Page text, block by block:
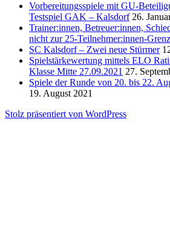
Vorbereitungsspiele mit GU-
Testspiel GAK – Kalsdorf 26.
Trainer:innen, Betreuer:innen,
nicht zur 25-Teilnehmer:innen-
SC Kalsdorf – Zwei neue Stürmer
Spielstärkewertung mittels ELO
Klasse Mitte 27.09.2021 27.
Spiele der Runde von 20. bis 22.
19. August 2021
Stolz präsentiert von WordPress